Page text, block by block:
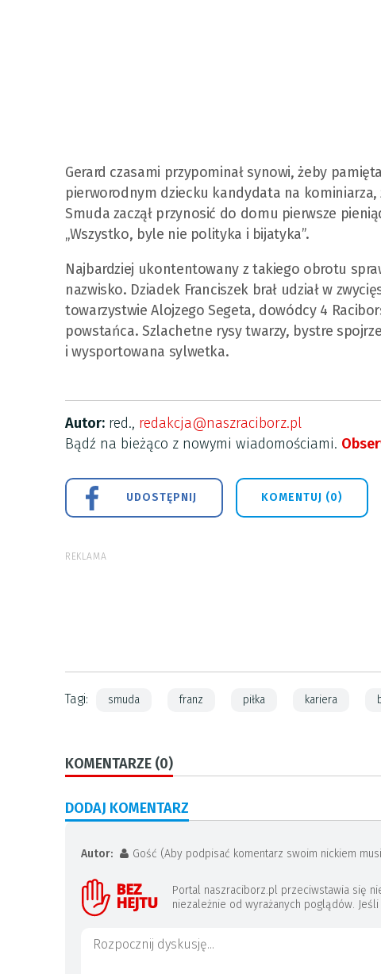
Gerard czasami przypominał synowi, żeby
pierworodnym dziecku kandydata na kominiarza,
Smuda zaczął przynosić do domu pierwsze
„Wszystko, byle nie polityka i bijatyka”.
Najbardziej ukontentowany z takiego obrotu
nazwisko. Dziadek Franciszek brał udział w
towarzystwie Alojzego Segeta, dowódcy 4
powstańca. Szlachetne rysy twarzy, bystre
i wysportowana sylwetka.
Autor: red., redakcja@naszraciborz.pl
Bądź na bieżąco z nowymi wiadomościami.
UDOSTĘPNIJ KOMENTUJ (0)
REKLAMA
Tagi: smuda franz piłka kariera
KOMENTARZE (0)
DODAJ KOMENTARZ
Autor: Gość (Aby podpisać komentarz swoim nickiem
Portal naszraciborz.pl przeciwstawia się
niezależnie od wyrażanych poglądów.